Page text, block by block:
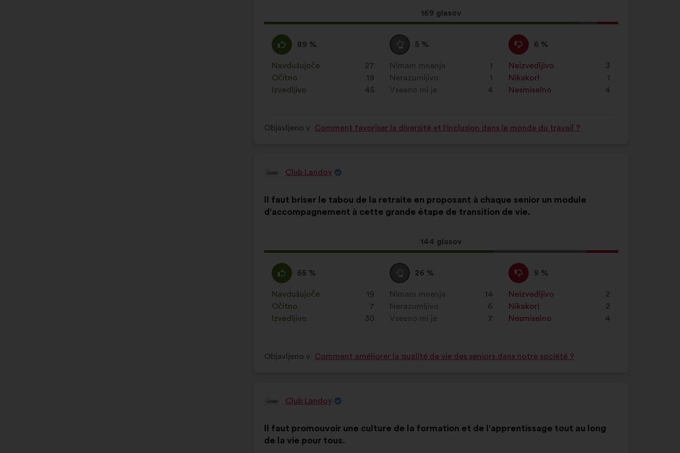
Ta
predlog
zbral:
169 glasov
Za
:
89 %
Ta
predlog
je
prejel
naslednje
Navdušujoče
: 27
krat
Očitno
: 19
krat
Izvedljivo
45
krat
Neopredeljen/-
a
:
5 %
Ta
predlog
je
prejel
naslednje
Nimam mnenja
: 1
krat
Nerazumljivo
: 1
krat
Vseeno mi je
: 4
krat
Proti
:
6 %
Ta
predlog
je
prejel
naslednje
Neizvedljivo
: 3
krat
Nikakor!
: 1
krat
Nesmiselno
: 4
krat
Objavljeno v Comment favoriser la diversité et l'inclusion dans le monde du travail ?
Predlog:
Club Landoy
predloga:
Il faut briser le tabou de la retraite en proposant à chaque senior un module
d'accompagnement à cette grande étape de transition de vie.
Ta
predlog
zbral:
144 glasov
naslednjo
porazdelitvijo:
Za
:
65 %
Ta
predlog
je
prejel
naslednje
Navdušujoče
: 19
krat
Očitno
: 7
krat
Izvedljivo
30
krat
Neopredeljen/-
a
:
26 %
Ta
predlog
je
prejel
naslednje
Nimam mnenja
: 14
krat
Nerazumljivo
: 6
krat
Vseeno mi je
: 7
krat
Proti
:
9 %
Ta
predlog
je
prejel
naslednje
Neizvedljivo
: 2
krat
Nikakor!
: 2
krat
Nesmiselno
: 4
krat
Objavljeno v Comment améliorer la qualité de vie des seniors dans notre société ?
Predlog:
Club Landoy
predloga:
Il faut promouvoir une culture de la formation et de l'apprentissage tout au long
de la vie pour tous.
naslednjo
porazdelitvijo: